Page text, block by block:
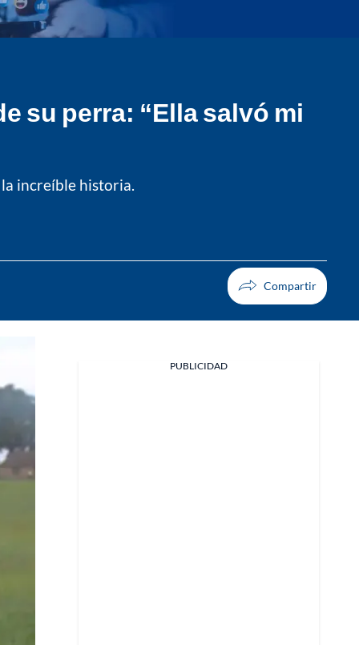
su perra: “Ella salvó mi
la increíble historia.
PUBLICIDAD